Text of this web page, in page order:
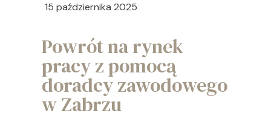
15 października 2025
Powrót na rynek
pracy z pomocą
doradcy zawodowego
w Zabrzu